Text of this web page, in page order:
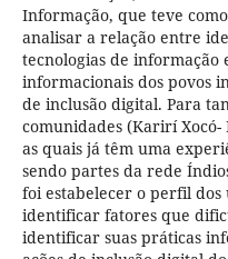
Informação, que teve
analisar a relação entre
tecnologias de informação
informacionais dos povos
de inclusão digital. Para
comunidades (Karirí
as quais já têm uma
sendo partes da rede
foi estabelecer o perfil dos
identificar fatores que
identificar suas práticas